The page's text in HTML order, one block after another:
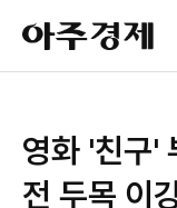
아
주
경
영화 '친구'
전 두목 이